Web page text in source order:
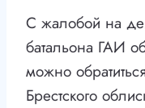
С жалобой на
батальона ГАИ
можно
Брестского